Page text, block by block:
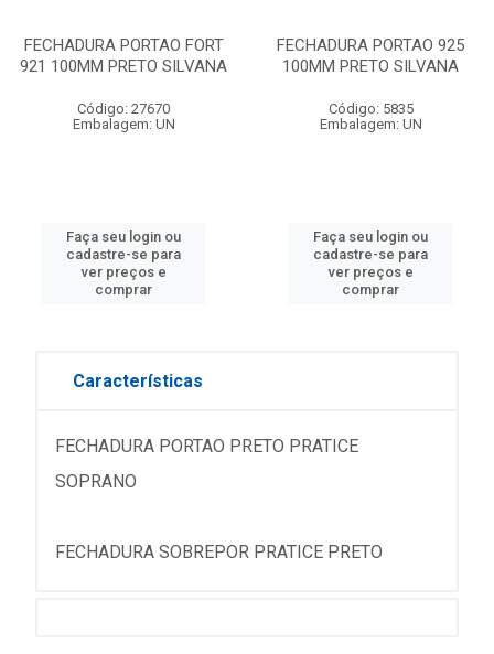
FECHADURA PORTAO FORT
921 100MM PRETO SILVANA
Código: 27670
Embalagem: UN
Faça seu login ou
cadastre-se para
ver preços e
comprar
FECHADURA PORTAO 925
100MM PRETO SILVANA
Código: 5835
Embalagem: UN
Faça seu login ou
cadastre-se para
ver preços e
comprar
Características
FECHADURA PORTAO PRETO PRATICE
SOPRANO
FECHADURA SOBREPOR PRATICE PRETO